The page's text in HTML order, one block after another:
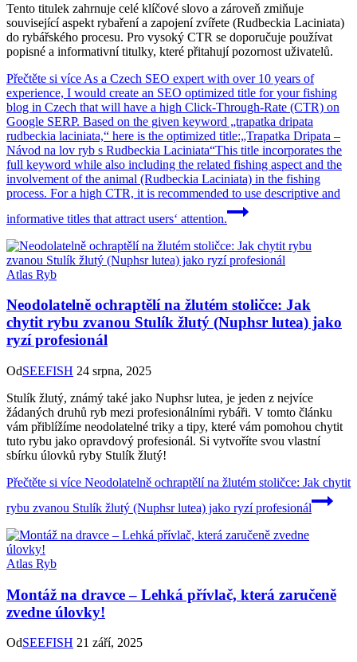
Tento titulek zahrnuje celé klíčové slovo a zároveň zmiňuje
související aspekt rybaření a zapojení zvířete (Rudbeckia Laciniata)
do rybářského procesu. Pro vysoký CTR se doporučuje používat
popisné a informativní titulky, které přitahují pozornost uživatelů.
Přečtěte si více As a Czech SEO expert with over 10 years of
experience, I would create an SEO optimized title for your fishing
blog in Czech that will have a high Click-Through-Rate (CTR) on
Google SERP. Based on the given keyword „trapatka dripata
rudbeckia laciniata,“ here is the optimized title:„Trapatka Dripata –
Návod na lov ryb s Rudbeckia Laciniata“This title incorporates the
full keyword while also including the related fishing aspect and the
involvement of the animal (Rudbeckia Laciniata) in the fishing
process. For a high CTR, it is recommended to use descriptive and
informative titles that attract users‘ attention.
Atlas Ryb
Neodolatelně ochraptělí na žlutém stoličce: Jak
chytit rybu zvanou Stulík žlutý (Nuphsr lutea) jako
ryzí profesionál
OdSEEFISH 24 srpna, 2025
Stulík žlutý, známý také jako Nuphsr lutea, je jeden z nejvíce
žádaných druhů ryb mezi profesionálními rybáři. V tomto článku
vám přiblížíme neodolatelné triky a tipy, které vám pomohou chytit
tuto rybu jako opravdový profesionál. Si vytvoříte svou vlastní
sbírku úlovků ryby Stulík žlutý!
Přečtěte si více Neodolatelně ochraptělí na žlutém stoličce: Jak chytit
rybu zvanou Stulík žlutý (Nuphsr lutea) jako ryzí profesionál
Atlas Ryb
Montáž na dravce – Lehká přívlač, která zaručeně
zvedne úlovky!
OdSEEFISH 21 září, 2025